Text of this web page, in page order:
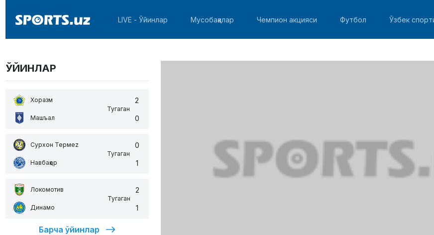
LIVE - Ўйинлар Мусобақалар Чемпион акцияси Футбол Ўзбек
ЎЙИНЛАР
Хоразм
Машъал
Тугаган
2
0
Сурхон Термеz
Навбаҳор
Тугаган
0
1
Локомотив
Динамо
Тугаган
2
1
Барча ўйинлар